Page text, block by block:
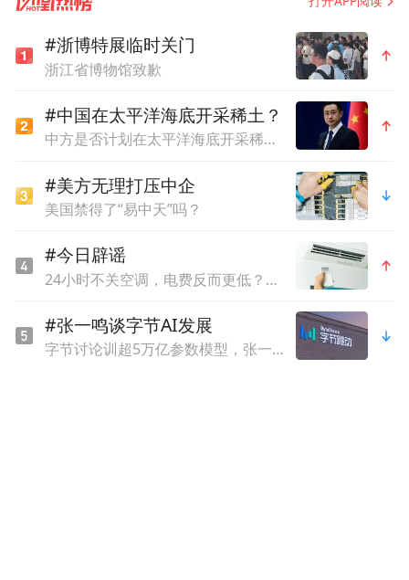
了本地；第二，淄博其实是一个非常完整的
商业策划，自它一推出来，每一个节奏，都
推手来进行的一个城市的营销。
李雪敏表示，淄博的城市营销不只停留在形
象上，是为人服务、以人为本、带动消费，
其实它的深刻含义就是关于它的未来产业转
型，一个重资产、重工业的城市，要进行一
关怀等进行了撬动。淄博可以说一切都准备
好了，从去年疫情接待了17000学生开始，那
#浙博特展临时关门
浙江省博物馆致歉
#中国在太平洋海底开采稀土？
中方是否计划在太平洋海底开采稀土？外交部回应
#美方无理打压中企
美国禁得了“易中天”吗？
#今日辟谣
24小时不关空调，电费反而更低？网友吵翻，官方回应
#张一鸣谈字节AI发展
字节讨论训超5万亿参数模型，张一鸣：不蒸馏、别被Coding这种短期热点影响